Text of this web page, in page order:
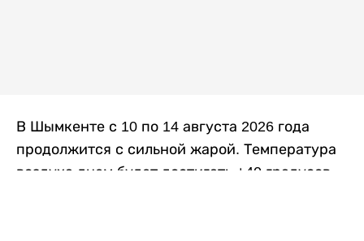
В Шымкенте с 10 по 14 августа 2026 года
продолжится с сильной жарой. Температура
воздуха днем будет достигать +40 градусов,